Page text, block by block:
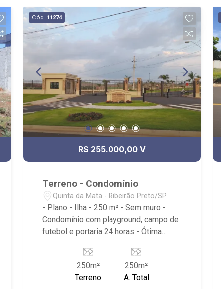
Cód. 11274
R$ 255.000,00 V
Terreno - Condomínio
Quinta da Mata - Ribeirão Preto/SP
- Plano - Ilha - 250 m² - Sem muro -
Condomínio com playground, campo de
futebol e portaria 24 horas - Ótima
HARAS SANTA FE.
250m²
Terreno
250m²
A. Total